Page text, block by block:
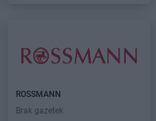
ROSSMANN
Brak gazetek